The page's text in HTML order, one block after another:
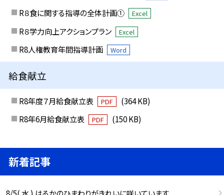
R８食に関する指導の全体計画① Excel
R８学力向上アクションプラン Excel
R8人権教育年間指導計画 Word
給食献立
R8年度７月給食献立表 PDF
(364 KB)
R8年6月給食献立表
PDF (150 KB)
新着記事